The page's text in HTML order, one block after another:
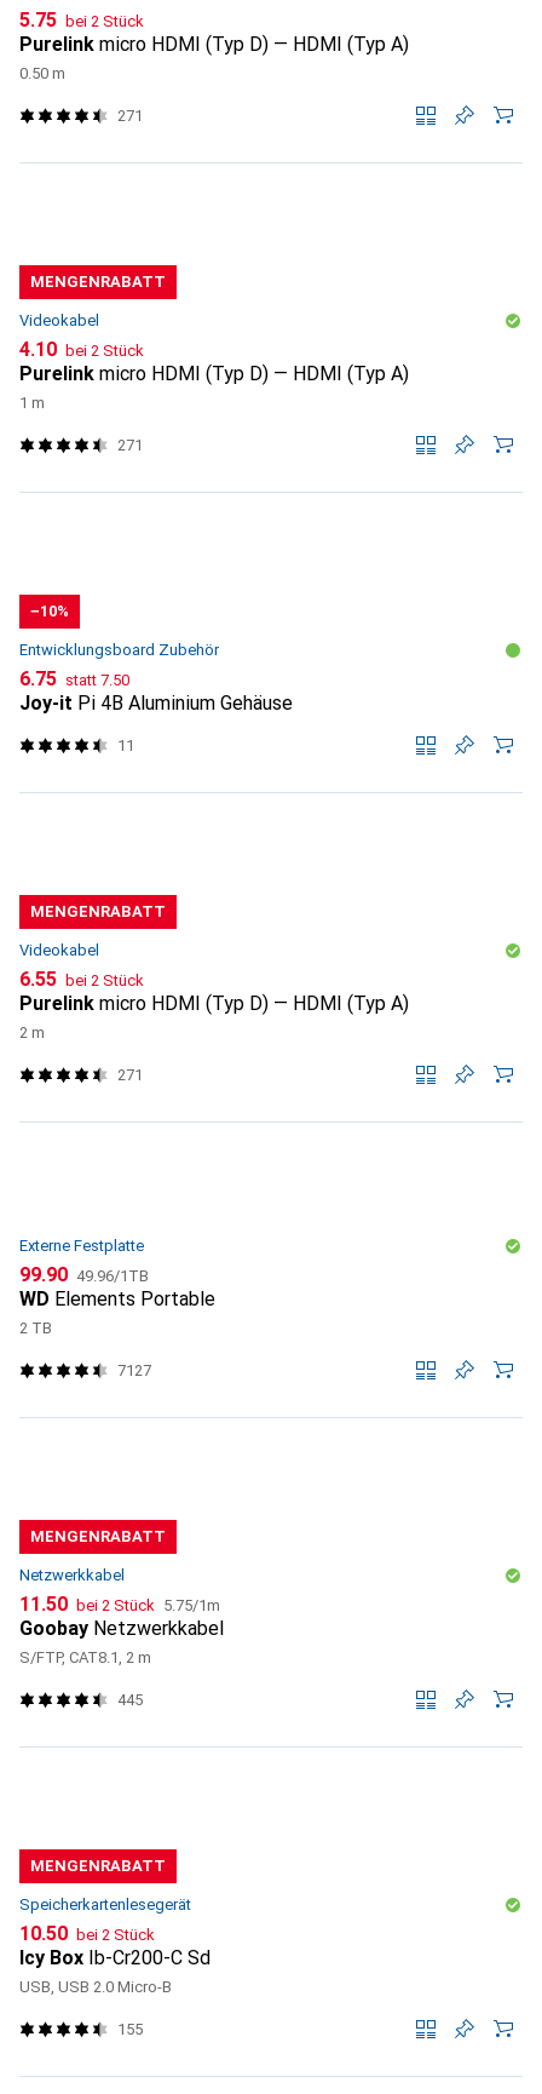
CHF
5.75 bei 2 Stück
Purelink micro HDMI (Typ D) — HDMI (Typ A)
0.50 m
271
MENGENRABATT
Videokabel
CHF
4.10 bei 2 Stück
Purelink micro HDMI (Typ D) — HDMI (Typ A)
1 m
271
−10%
Entwicklungsboard Zubehör
CHF
6.75 statt CHF
7.50
Joy-it Pi 4B Aluminium Gehäuse
11
MENGENRABATT
Videokabel
CHF
6.55 bei 2 Stück
Purelink micro HDMI (Typ D) — HDMI (Typ A)
2 m
271
Externe Festplatte
CHF
99.90 CHF
49.96/1TB
WD Elements Portable
2 TB
7127
MENGENRABATT
Netzwerkkabel
CHF
11.50 bei 2 Stück CHF
5.75/1m
Goobay Netzwerkkabel
S/FTP, CAT8.1, 2 m
445
MENGENRABATT
Speicherkartenlesegerät
CHF
10.50 bei 2 Stück
Icy Box Ib-Cr200-C Sd
USB, USB 2.0 Micro-B
155